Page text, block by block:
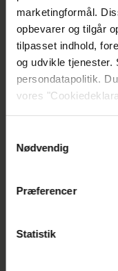
marketingformål.
opbevarer og tilgår
tilpasset indhold,
og udvikle tjenester.
persondatapolitik.
vores
Vi anvender egne
generere statistik
Nødvendig
Præferencer
Statistik
Efter lang
tavsheden med